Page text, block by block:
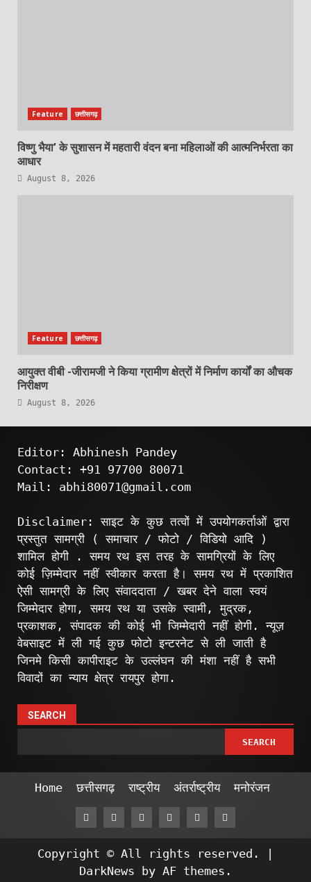
Feature छत्तीसगढ़
विष्णु भैया’ के सुशासन में महतारी वंदन बना महिलाओं की आत्मनिर्भरता का
आधार
August 8, 2026
Feature छत्तीसगढ़
आयुक्त वीबी -जीरामजी ने किया ग्रामीण क्षेत्रों में निर्माण कार्यों का औचक
निरीक्षण
August 8, 2026
Editor: Abhinesh Pandey
Contact: +91 97700 80071
Mail: abhi80071@gmail.com
Disclaimer: साइट के कुछ तत्वों में उपयोगकर्ताओं द्वारा
प्रस्तुत सामग्री ( समाचार / फोटो / विडियो आदि )
शामिल होगी . समय रथ इस तरह के सामग्रियों के लिए
कोई ज़िम्मेदार नहीं स्वीकार करता है। समय रथ में प्रकाशित
ऐसी सामग्री के लिए संवाददाता / खबर देने वाला स्वयं
जिम्मेदार होगा, समय रथ या उसके स्वामी, मुद्रक,
प्रकाशक, संपादक की कोई भी जिम्मेदारी नहीं होगी. न्यूज़
वेबसाइट में ली गई कुछ फोटो इन्टरनेट से ली जाती है
जिनमे किसी कापीराइट के उल्लंघन की मंशा नहीं है सभी
विवादों का न्याय क्षेत्र रायपुर होगा.
SEARCH
SEARCH
Home छत्तीसगढ़ राष्ट्रीय अंतर्राष्ट्रीय मनोरंजन
FacebookTwitterLinkedin
VK YoutubeInstagram
Copyright © All rights reserved.
DarkNews by AF themes.